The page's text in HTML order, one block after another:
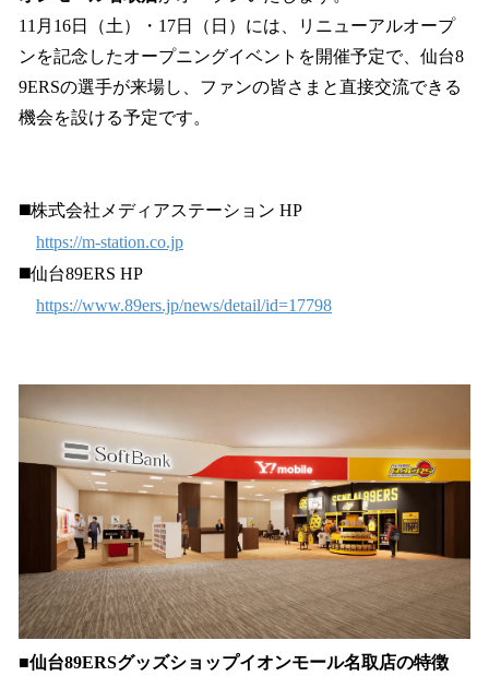
11月16日（土）・17日（日）には、リニューアルオープ
ンを記念したオープニングイベントを開催予定で、仙台8
9ERSの選手が来場し、ファンの皆さまと直接交流できる
機会を設ける予定です。
◼️株式会社メディアステーション HP
https://m-station.co.jp
◼️仙台89ERS HP
https://www.89ers.jp/news/detail/id=17798
■仙台89ERSグッズショップイオンモール名取店の特徴